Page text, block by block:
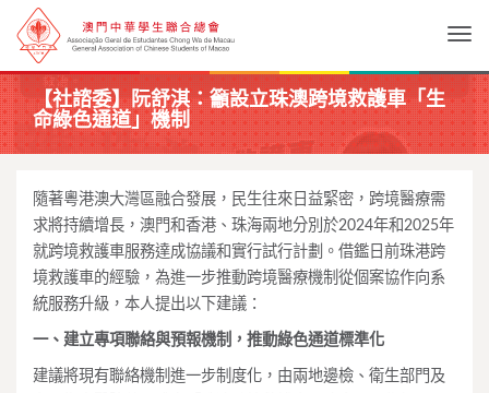
【社諮委】阮舒淇：籲設立珠澳跨境救護車「生
命綠色通道」機制
隨著粵港澳大灣區融合發展，民生往來日益緊密，跨境醫療需
求將持續增長，澳門和香港、珠海兩地分別於2024年和2025年
就跨境救護車服務達成協議和實行試行計劃。借鑑日前珠港跨
境救護車的經驗，為進一步推動跨境醫療機制從個案協作向系
統服務升級，本人提出以下建議：
一、建立專項聯絡與預報機制，推動綠色通道標準化
建議將現有聯絡機制進一步制度化，由兩地邊檢、衛生部門及